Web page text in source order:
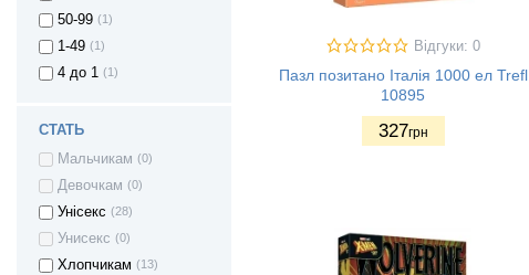
50-99 (1)
1-49 (1)
4 до 1 (1)
СТАТЬ
Мальчикам (0)
Девочкам (0)
Унісекс (28)
Унисекс (0)
Хлопчикам (13)
Відгуки: 0
Пазл позитано Італія 1000 ел Trefl
10895
327грн